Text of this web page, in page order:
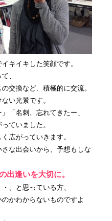
キイキした笑顔です。
、
交換など、積極的に交流。
い光景です。
「名刺、忘れてきたー」
ていました。
広がっていきます。
な出会いから、予想もしな
出逢いを大切に。
、と思っている方、
かわからないものですよ